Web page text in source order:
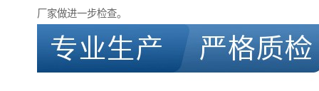
厂家做进一步检查。